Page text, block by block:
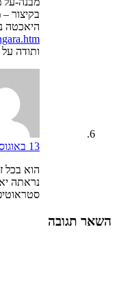
בקיצור
היאכטה
ותודה
13 באוגוסט 2003 בשעה 11:45
הוא בכל
נראתה
השאר תגובה